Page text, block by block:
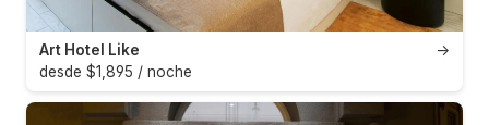
→
Art Hotel Like
desde $1,895 / noche